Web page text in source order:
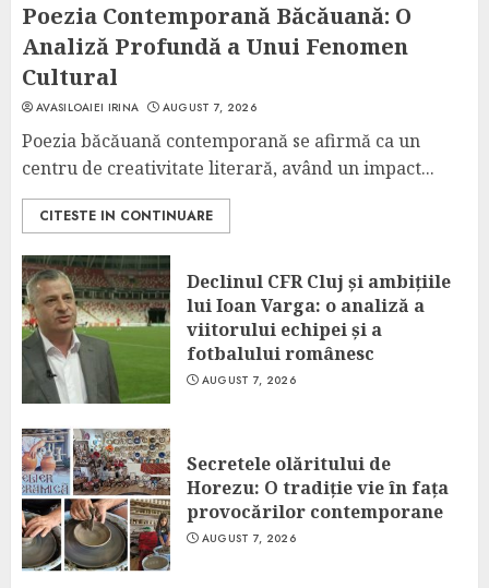
Poezia Contemporană Băcăuană: O
Analiză Profundă a Unui Fenomen
Cultural
AVASILOAIEI IRINA AUGUST 7, 2026
Poezia băcăuană contemporană se afirmă ca un
centru de creativitate literară, având un impact...
CITESTE IN CONTINUARE
Declinul CFR Cluj și ambițiile
lui Ioan Varga: o analiză a
viitorului echipei și a
fotbalului românesc
AUGUST 7, 2026
Secretele olăritului de
Horezu: O tradiție vie în fața
provocărilor contemporane
AUGUST 7, 2026